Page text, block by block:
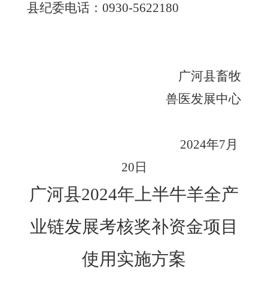
县纪委电话： 0930-5622180
广河县畜牧
兽医发展中心
2024年7月
20日
广河县2024年上半牛羊全产
业链发展考核奖补资金项目
使用实施方案